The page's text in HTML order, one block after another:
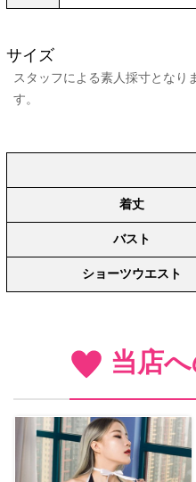
サイズ
スタッフによる素人採寸となり
す。
着丈
バスト
ショーツウエスト
当店